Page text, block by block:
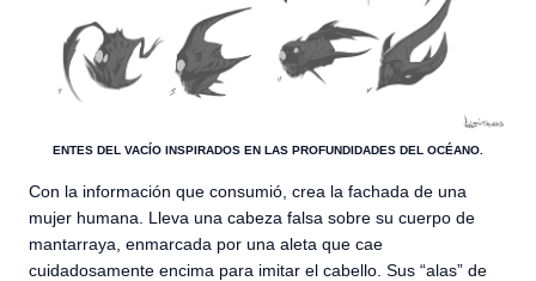
ENTES DEL VACÍO INSPIRADOS EN LAS PROFUNDIDADES DEL OCÉANO.
Con la información que consumió, crea la fachada de una
mujer humana. Lleva una cabeza falsa sobre su cuerpo de
mantarraya, enmarcada por una aleta que cae
cuidadosamente encima para imitar el cabello. Sus “alas” de